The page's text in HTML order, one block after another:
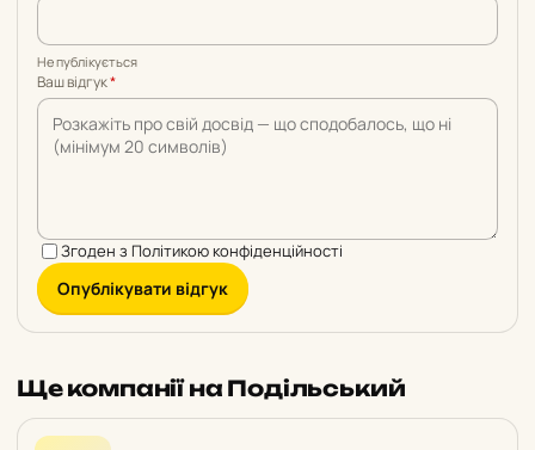
Не публікується
Ваш відгук*
Згоден з Політикою конфіденційності
Опублікувати відгук
Ще компанії на Подільський